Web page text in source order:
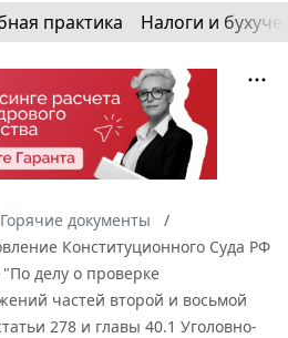
практика Налоги и
Горячие документы
Конституционного Суда РФ
делу о проверке
частей второй и восьмой
278 и главы 40.1 Уголовно-